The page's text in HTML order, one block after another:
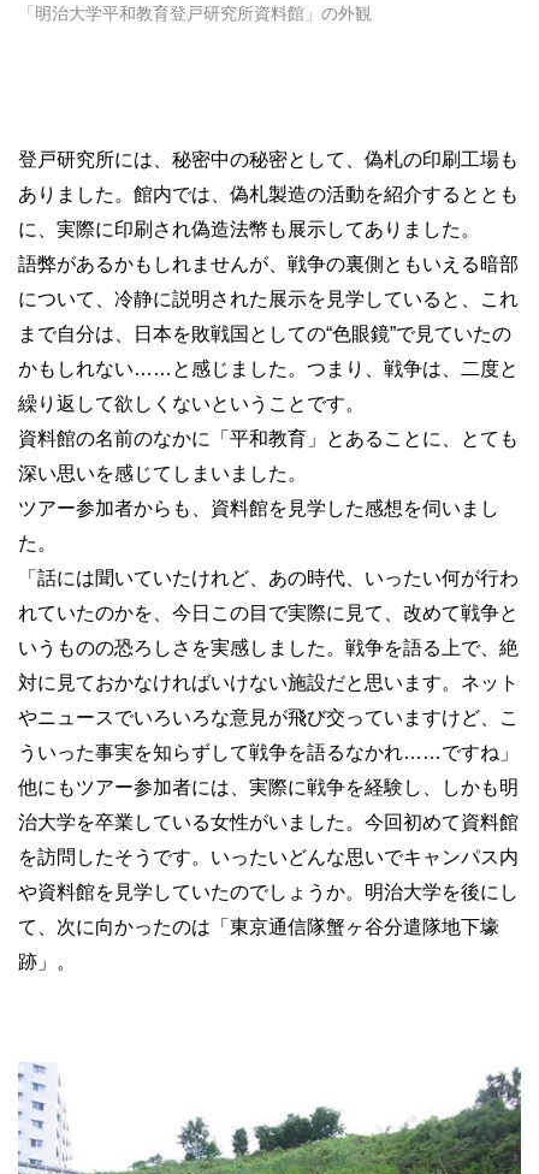
「明治大学平和教育登戸研究所資料館」の外観
登戸研究所には、秘密中の秘密として、偽札の印刷工場も
ありました。館内では、偽札製造の活動を紹介するととも
に、実際に印刷され偽造法幣も展示してありました。
語弊があるかもしれませんが、戦争の裏側ともいえる暗部
について、冷静に説明された展示を見学していると、これ
まで自分は、日本を敗戦国としての“色眼鏡”で見ていたの
かもしれない……と感じました。つまり、戦争は、二度と
繰り返して欲しくないということです。
資料館の名前のなかに「平和教育」とあることに、とても
深い思いを感じてしまいました。
ツアー参加者からも、資料館を見学した感想を伺いまし
た。
「話には聞いていたけれど、あの時代、いったい何が行わ
れていたのかを、今日この目で実際に見て、改めて戦争と
いうものの恐ろしさを実感しました。戦争を語る上で、絶
対に見ておかなければいけない施設だと思います。ネット
やニュースでいろいろな意見が飛び交っていますけど、こ
ういった事実を知らずして戦争を語るなかれ……ですね」
他にもツアー参加者には、実際に戦争を経験し、しかも明
治大学を卒業している女性がいました。今回初めて資料館
を訪問したそうです。いったいどんな思いでキャンパス内
や資料館を見学していたのでしょうか。明治大学を後にし
て、次に向かったのは「東京通信隊蟹ヶ谷分遣隊地下壕
跡」。